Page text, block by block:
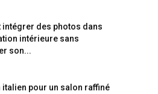
intégrer des photos dans
intérieure sans
son...
italien pour un salon raffiné